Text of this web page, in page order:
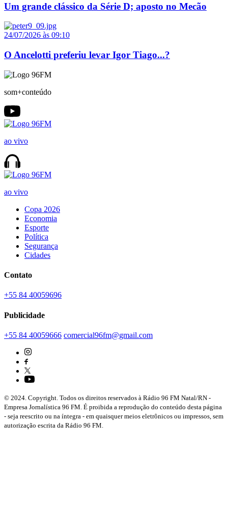
Um grande clássico da Série D; aposto no Mecão
24/07/2026 às 09:10
O Ancelotti preferiu levar Igor Tiago...?
som+conteúdo
ao vivo
ao vivo
Copa 2026
Economia
Esporte
Política
Segurança
Cidades
Contato
+55 84 40059696
Publicidade
+55 84 40059666 comercial96fm@gmail.com
© 2024. Copyright. Todos os direitos reservados à Rádio 96 FM Natal/RN -
Empresa Jornalística 96 FM. É proibida a reprodução do conteúdo desta página
- seja reescrito ou na íntegra - em quaisquer meios eletrônicos ou impressos, sem
autorização escrita da Rádio 96 FM.